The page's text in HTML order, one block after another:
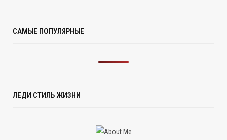
САМЫЕ ПОПУЛЯРНЫЕ
ЛЕДИ СТИЛЬ ЖИЗНИ